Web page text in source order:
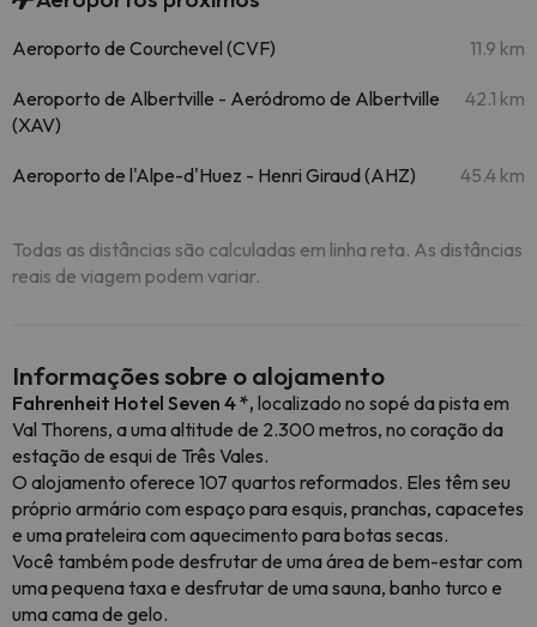
Aeroporto de Courchevel (CVF) 11.9 km
Aeroporto de Albertville - Aeródromo de Albertville
(XAV)
42.1 km
Aeroporto de l'Alpe-d'Huez - Henri Giraud (AHZ) 45.4 km
Todas as distâncias são calculadas em linha reta. As distâncias
reais de viagem podem variar.
Informações sobre o alojamento
Fahrenheit Hotel Seven 4 *, localizado no sopé da pista em
Val Thorens, a uma altitude de 2.300 metros, no coração da
estação de esqui de Três Vales.
O alojamento oferece 107 quartos reformados. Eles têm seu
próprio armário com espaço para esquis, pranchas, capacetes
e uma prateleira com aquecimento para botas secas.
Você também pode desfrutar de uma área de bem-estar com
uma pequena taxa e desfrutar de uma sauna, banho turco e
uma cama de gelo.